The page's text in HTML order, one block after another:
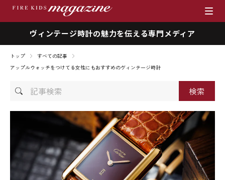
ヴィンテージ時計の魅力を伝える専門メディア
ブランド
商品一覧
時計を売りたい方へ
ファイアーキッズマガジン
店舗情報
私たちの想い
トップ
すべての記事
アップルウォッチをつけてる女性にもおすすめのヴィンテージ時計
記
検